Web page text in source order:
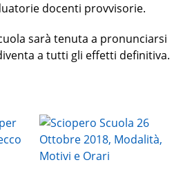
docenti provvisorie.
sarà tenuta a pronunciarsi
a tutti gli effetti definitiva.